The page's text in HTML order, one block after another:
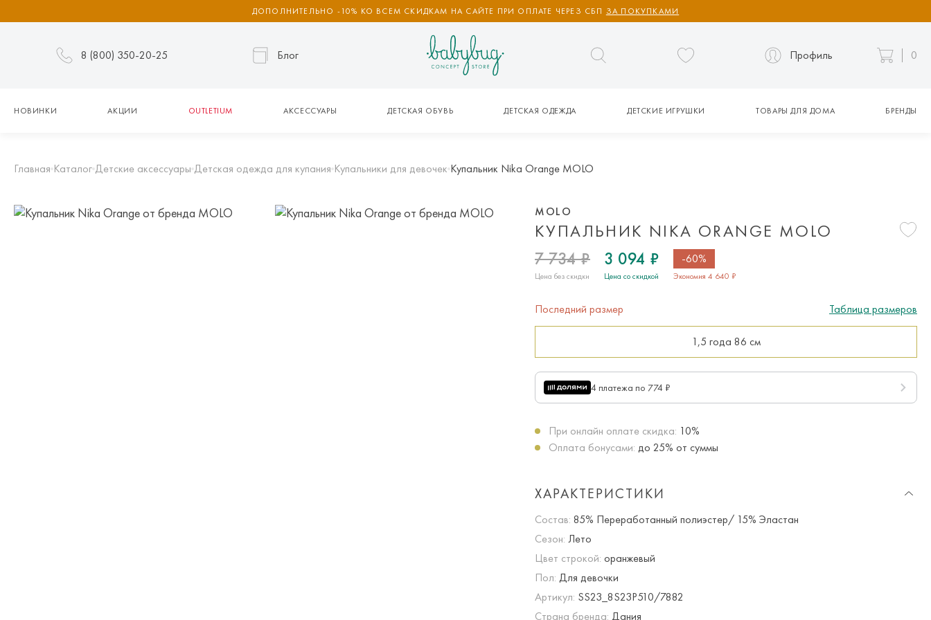
ДОПОЛНИТЕЛЬНО -10% КО ВСЕМ СКИДКАМ НА САЙТЕ ПРИ ОПЛАТЕ ЧЕРЕЗ СБП ЗА ПОКУПКАМИ
8 (800) 350-20-25 Блог Профиль 0
НОВИНКИ АКЦИИ OUTLETIUM АКСЕССУАРЫ ДЕТСКАЯ ОБУВЬ ДЕТСКАЯ ОДЕЖДА ДЕТСКИЕ ИГРУШКИ ТОВАРЫ ДЛЯ ДОМА БРЕНДЫ
Главная Каталог Детские аксессуары Детская одежда для купания Купальники для девочек Купальник Nika Orange MOLO
КУПАЛЬНИК NIKA ORANGE MOLO
MOLO
7 734 ₽
Цена без скидки
3 094 ₽
Цена со скидкой
-60%
Экономия 4 640 ₽
Последний размер Таблица размеров
1,5 года 86 см
4 платежа по 774 ₽
При онлайн оплате скидка: 10%
Оплата бонусами: до 25% от суммы
ХАРАКТЕРИСТИКИ
Состав: 85% Переработанный полиэстер/ 15% Эластан
Сезон: Лето
Цвет строкой: оранжевый
Пол: Для девочки
Артикул: SS23_8S23P510/7882
Страна бренда: Дания